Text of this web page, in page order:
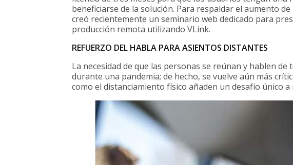
beneficiarse de la solución. Para respaldar el aumento
creó recientemente un seminario web dedicado para
producción remota utilizando VLink.
REFUERZO DEL HABLA PARA ASIENTOS DISTANTES
La necesidad de que las personas se reúnan y hablen
durante una pandemia; de hecho, se vuelve aún más
como el distanciamiento físico añaden un desafío único a